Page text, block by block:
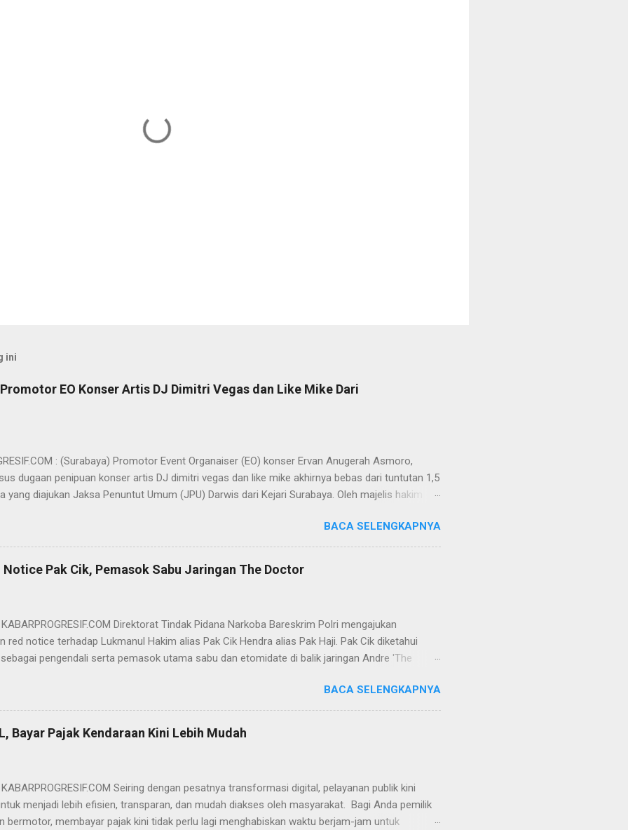
ini
EO Konser Artis DJ Dimitri Vegas dan Like Mike Dari
: (Surabaya) Promotor Event Organaiser (EO) konser Ervan Anugerah Asmoro,
dugaan penipuan konser artis DJ dimitri vegas dan like mike akhirnya bebas dari tuntutan 1,5
yang diajukan Jaksa Penuntut Umum (JPU) Darwis dari Kejari Surabaya. Oleh majelis hakim
pertimbangannya, hakim Sigit menerangkan, majelis hakim berpendapat bahwa perbuatan
tersebut tidak terdapat unsur penipuan sehingga dianggap bukan merupakan tindak pidana.
hakim, kasus yang menjerat Ervan merupakan hubungan hukum keperdataan. Atas dasar
Ervan diputus bebas dari tuntutan hukum (onslag van alle recht vervolging). Menanggapi hal
BACA SELENGKAPNYA
Pak Cik, Pemasok Sabu Jaringan The Doctor
Direktorat Tindak Pidana Narkoba Bareskrim Polri mengajukan
red notice terhadap Lukmanul Hakim alias Pak Cik Hendra alias Pak Haji. Pak Cik diketahui
pengendali serta pemasok utama sabu dan etomidate di balik jaringan Andre 'The
Hakim alias Hendra alias Pak Haji," kata Direktur Tindak Pidana Narkoba (Dirtipidnarkoba)
Polri Brigjen Eko Hadi Santoso. dalam keterangannya, Rabu (20/5). Eko menerangkan Pak Cik
warga negara Indonesia (WNI) asal Aceh yang saat ini terdeteksi berada di Malaysia. Namun,
status kewarganegaraan sudah berpindah menjadi warga negara Saint Kitts and Nevis.
BACA SELENGKAPNYA
Bayar Pajak Kendaraan Kini Lebih Mudah
Seiring dengan pesatnya transformasi digital, pelayanan publik kini
menjadi lebih efisien, transparan, dan mudah diakses oleh masyarakat. Bagi Anda pemilik
bermotor, membayar pajak kini tidak perlu lagi menghabiskan waktu berjam-jam untuk